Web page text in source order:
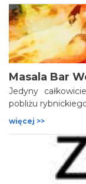
Masala Bar
Jedyny
pobliżu
więcej >>